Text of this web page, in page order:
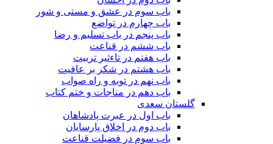
باب سوم در عشق و مستی و شور
باب چهارم در تواضع
باب پنجم در باب تسلیم و رضا
باب ششم در قناعت
باب هفتم در تاءثیر تربیت
باب هشتم در شکر بر عافیت
باب نهم در توبه و راه صواب
باب دهم در مناجات و ختم کتاب
گلستان سعدی
باب اول در عبرت پادشاهان
باب دوم در اخلاق پارسایان
باب سوم در فضیلت قناعت